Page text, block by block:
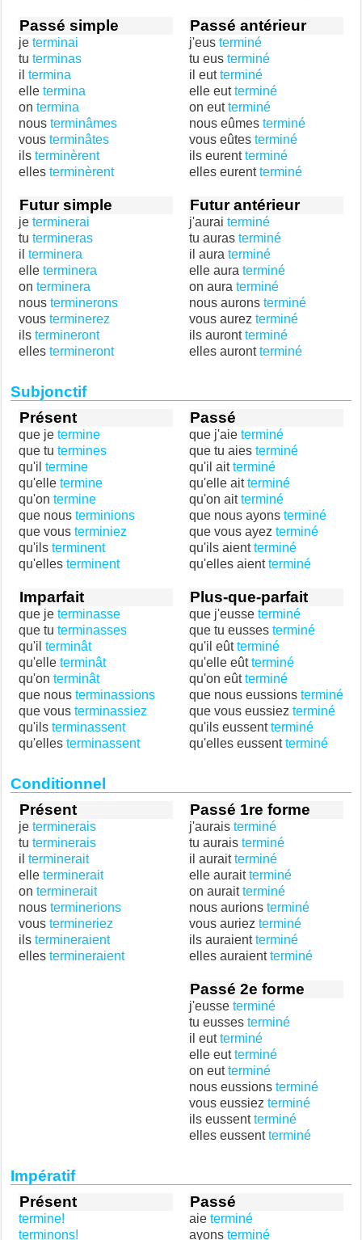
Passé simple
je terminai
tu terminas
il termina
elle termina
on termina
nous terminâmes
vous terminâtes
ils terminèrent
elles terminèrent
Passé antérieur
j'eus terminé
tu eus terminé
il eutterminé
elle eutterminé
on eutterminé
nous eûmes terminé
vous eûtes terminé
ils eurentterminé
elles eurentterminé
Futur simple
je terminerai
tu termineras
il terminera
elle terminera
on terminera
nous terminerons
vous terminerez
ils termineront
elles termineront
Futur antérieur
j'aurai terminé
tu auras terminé
il aura terminé
elle aura terminé
on aura terminé
nous aurons terminé
vous aurez terminé
ils aurontterminé
elles aurontterminé
Subjonctif
Présent
que je termine
que tu termines
qu'il termine
qu'elle termine
qu'on termine
que nous terminions
que vous terminiez
qu'ils terminent
qu'elles terminent
Passé
que j'aie terminé
que tu aies terminé
qu'il aitterminé
qu'elle aitterminé
qu'on aitterminé
que nous ayons terminé
que vous ayez terminé
qu'ils aientterminé
qu'elles aientterminé
Imparfait
que je terminasse
que tu terminasses
qu'il terminât
qu'elle terminât
qu'on terminât
que nous terminassions
que vous terminassiez
qu'ils terminassent
qu'elles terminassent
Plus-que-parfait
que j'eusse terminé
que tu eusses terminé
qu'il eûtterminé
qu'elle eûtterminé
qu'on eûtterminé
que nous eussions terminé
que vous eussiez terminé
qu'ils eussentterminé
qu'elles eussentterminé
Conditionnel
Présent
je terminerais
tu terminerais
il terminerait
elle terminerait
on terminerait
nous terminerions
vous termineriez
ils termineraient
elles termineraient
Passé 1re forme
j'aurais terminé
tu aurais terminé
il auraitterminé
elle auraitterminé
on auraitterminé
nous aurions terminé
vous auriez terminé
ils auraientterminé
elles auraientterminé
Passé 2e forme
j'eusse terminé
tu eusses terminé
il eutterminé
elle eutterminé
on eutterminé
nous eussions terminé
vous eussiez terminé
ils eussentterminé
elles eussentterminé
Impératif
Présent
termine!
terminons!
Passé
aie terminé
ayons terminé